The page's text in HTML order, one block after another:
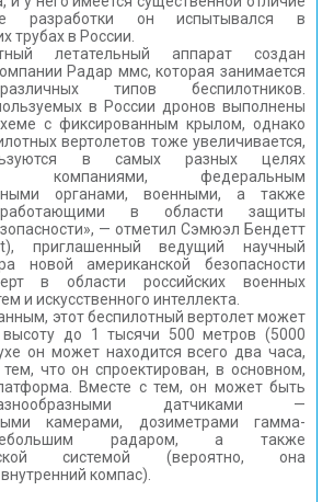
разработки он испытывался в
трубах в России.
летательный аппарат создан
Радар ммс, которая занимается
типов беспилотников.
в России дронов выполнены
с фиксированным крылом, однако
вертолетов тоже увеличивается,
в самых разных целях
компаниями, федеральным
органами, военными, а также
работающими в области защиты
— отметил Сэмюэл Бендетт
приглашенный ведущий научный
новой американской безопасности
в области российских военных
и искусственного интеллекта.
этот беспилотный вертолет может
до 1 тысячи 500 метров (5000
он может находится всего два часа,
что он спроектирован, в основном,
Вместе с тем, он может быть
датчиками —
камерами, дозиметрами гамма-
радаром, а также
системой (вероятно, она
компас).